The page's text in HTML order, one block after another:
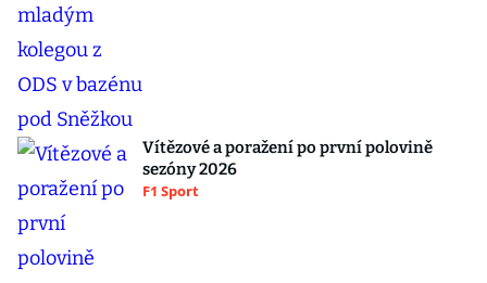
Vítězové a poražení po první polovině
sezóny 2026
F1 Sport